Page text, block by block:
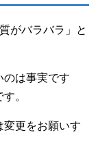
がバラバラ」と
のは事実です
。
変更をお願いす